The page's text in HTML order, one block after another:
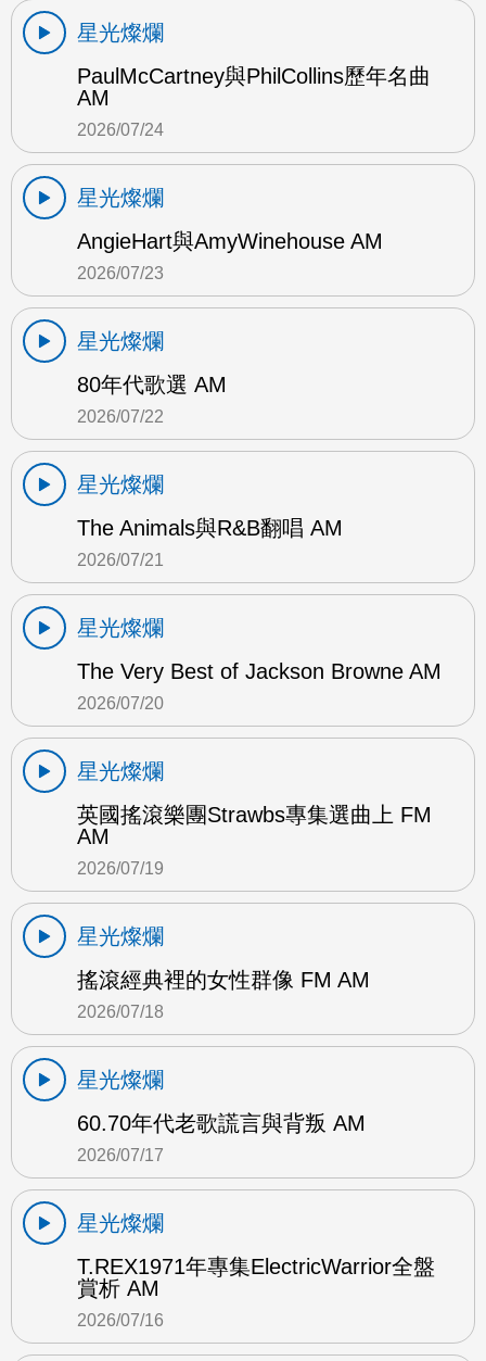
星光燦爛
PaulMcCartney與PhilCollins歷年名曲
AM
2026/07/24
星光燦爛
AngieHart與AmyWinehouse AM
2026/07/23
星光燦爛
80年代歌選 AM
2026/07/22
星光燦爛
The Animals與R&B翻唱 AM
2026/07/21
星光燦爛
The Very Best of Jackson Browne AM
2026/07/20
星光燦爛
英國搖滾樂團Strawbs專集選曲上 FM
AM
2026/07/19
星光燦爛
搖滾經典裡的女性群像 FM AM
2026/07/18
星光燦爛
60.70年代老歌謊言與背叛 AM
2026/07/17
星光燦爛
T.REX1971年專集ElectricWarrior全盤
賞析 AM
2026/07/16